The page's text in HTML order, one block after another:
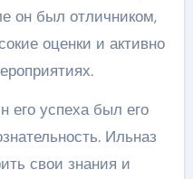
он был отличником,
оценки и активно
его успеха был его
Ильназ
свои знания и